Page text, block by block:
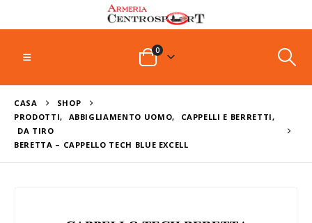
0
CASA
SHOP
PRODOTTI, ABBIGLIAMENTO UOMO, CAPPELLI E BERRETTI,
DA TIRO
BERETTA – CAPPELLO TECH BLUE EXCELL